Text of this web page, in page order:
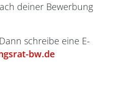
deiner Bewerbung
Dann schreibe eine E-
bw.de